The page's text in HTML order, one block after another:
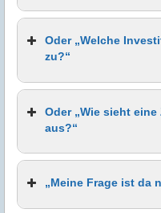
Oder „Welche
zu?“
Oder „Wie sieht
aus?“
„Meine Frage ist da